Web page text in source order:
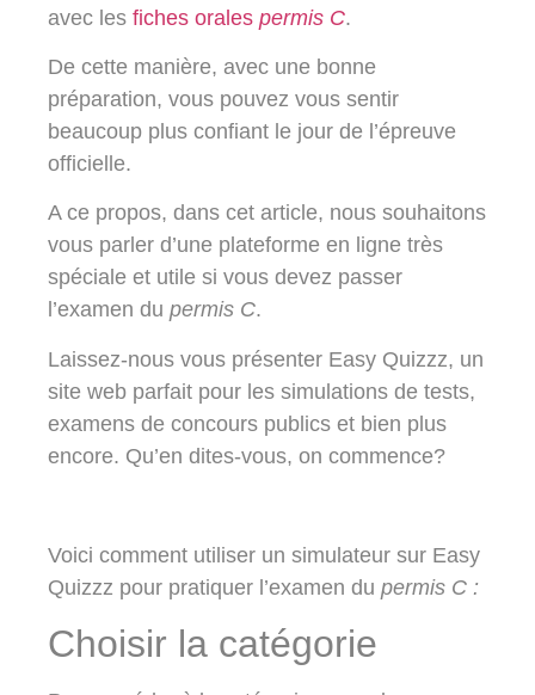
avec les fiches orales permis C.
De cette manière, avec une bonne
préparation, vous pouvez vous sentir
beaucoup plus confiant le jour de l’épreuve
officielle.
A ce propos, dans cet article, nous souhaitons
vous parler d’une plateforme en ligne très
spéciale et utile si vous devez passer
l’examen du permis C.
Laissez-nous vous présenter Easy Quizzz, un
site web parfait pour les simulations de tests,
examens de concours publics et bien plus
encore. Qu’en dites-vous, on commence?
Voici comment utiliser un simulateur sur Easy
Quizzz pour pratiquer l’examen du permis C :
Choisir la catégorie